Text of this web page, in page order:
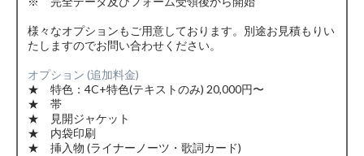
様々なオプションもご用意しております。別途お見積もりい
たしますのでお問い合わせください。
オプション (追加料金)
★ 特色：4C+特色(テキストのみ) 20,000円〜
★ 帯
★ 見開ジャケット
★ 内袋印刷
★ 挿入物 (ライナーノーツ・歌詞カード)